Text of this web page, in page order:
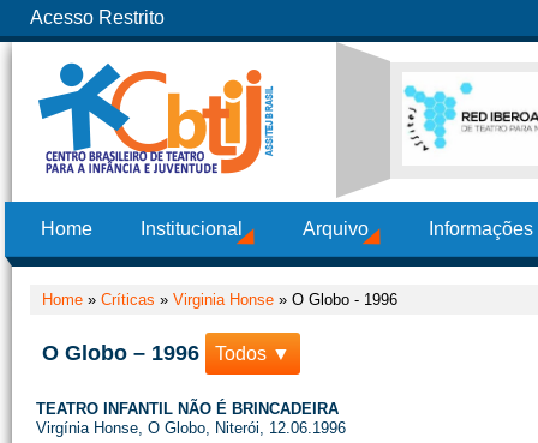
Acesso Restrito
Home Institucional Arquivo
Home » Críticas » Virginia Honse » O Globo - 1996
O Globo – 1996 Todos ▼
TEATRO INFANTIL NÃO É BRINCADEIRA
Virgínia Honse, O Globo, Niterói, 12.06.1996